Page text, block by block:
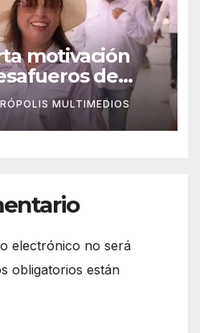
motivación
de
MULTIMEDIOS
electrónico no será
obligatorios están